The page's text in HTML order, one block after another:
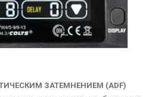
ЗАТЕМНЕНИЕМ (ADF)